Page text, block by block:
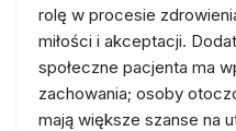
rolę w procesie
miłości i akceptacji.
społeczne pacjenta ma
zachowania; osoby
mają większe szanse na